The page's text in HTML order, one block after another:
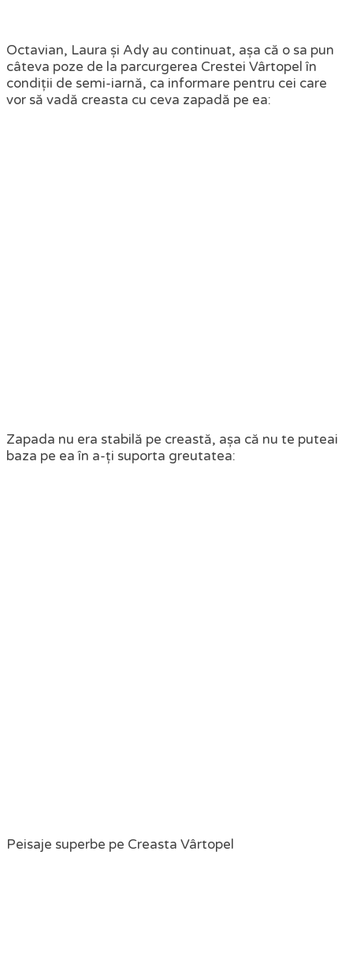
Octavian, Laura și Ady au continuat, așa că o sa pun
câteva poze de la parcurgerea Crestei Vârtopel în
condiții de semi-iarnă, ca informare pentru cei care
vor să vadă creasta cu ceva zapadă pe ea:
Zapada nu era stabilă pe creastă, așa că nu te puteai
baza pe ea în a-ți suporta greutatea:
Peisaje superbe pe Creasta Vârtopel